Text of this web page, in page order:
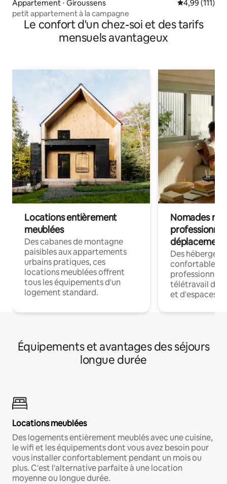
Appartement ⋅ Giroussens Évaluation
4,99 (111)
petit appartement à la campagne
Le confort d'un chez-soi et des tarifs
mensuels avantageux
Locations entièrement
meublées
Des cabanes de montagne
paisibles aux appartements
urbains pratiques, ces
locations meublées offrent
tous les équipements d'un
logement standard.
Nomades
déplacement
Des
confortables
professionnels
télétravail
et d'espaces
Équipements et avantages des séjours
longue durée
Locations meublées
Des logements entièrement meublés avec une cuisine,
le wifi et les équipements dont vous avez besoin pour
vous installer confortablement pendant un mois ou
plus. C'est l'alternative parfaite à une location
moyenne ou longue durée.